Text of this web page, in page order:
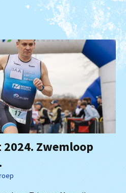
Zwemloop